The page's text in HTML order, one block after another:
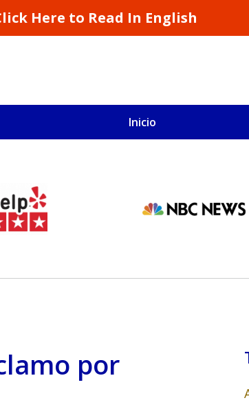
Here to Read In English
Inicio
y California
por